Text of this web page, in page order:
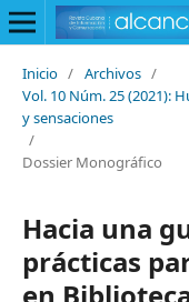
Inicio / Archivos /
Vol. 10 Núm. 25 (2021):
y sensaciones
/
Dossier Monográfico
Hacia una
prácticas